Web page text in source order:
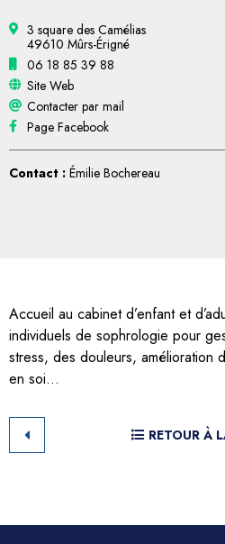
3 square des Camélias
49610 Mûrs-Érigné
06 18 85 39 88
Site Web
Contacter par mail
Page Facebook
Contact : Émilie Bochereau
Accueil au cabinet d’enfant et
individuels de sophrologie pour
stress, des douleurs, amélioration
en soi…
RETOUR À